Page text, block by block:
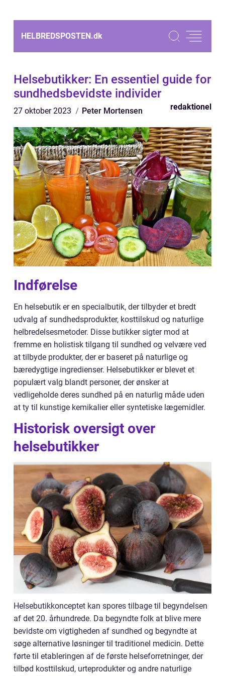
HELBREDSPOSTEN.dk
Helsebutikker: En essentiel guide for
sundhedsbevidste individer
27 oktober 2023 Peter Mortensen redaktionel
Indførelse
En helsebutik er en specialbutik, der tilbyder et bredt
udvalg af sundhedsprodukter, kosttilskud og naturlige
helbredelsesmetoder. Disse butikker sigter mod at
fremme en holistisk tilgang til sundhed og velvære ved
at tilbyde produkter, der er baseret på naturlige og
bæredygtige ingredienser. Helsebutikker er blevet et
populært valg blandt personer, der ønsker at
vedligeholde deres sundhed på en naturlig måde uden
at ty til kunstige kemikalier eller syntetiske lægemidler.
Historisk oversigt over
helsebutikker
Helsebutikkonceptet kan spores tilbage til begyndelsen
af det 20. århundrede. Da begyndte folk at blive mere
bevidste om vigtigheden af sundhed og begyndte at
søge alternative løsninger til traditionel medicin. Dette
førte til etableringen af de første helseforretninger, der
tilbød kosttilskud, urteprodukter og andre naturlige